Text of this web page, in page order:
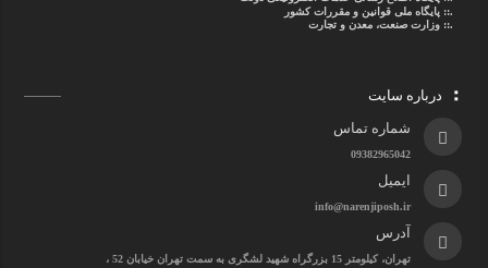
.::پایگاه ملی قوانین و مقررات کشور
.:: وزارت صنعت، معدن و تجارت
درباره سایت
شماره تماس
09382965042
ایمیل
info@narenjiposh.ir
آدرس
تهران، کیلومتر 15 بزرگراه شهید لشگری به سمت تهران خیابان 52 ،